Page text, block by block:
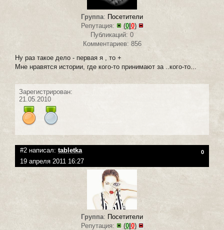
Группа: Посетители
Репутация:
(0| 0)
Публикаций: 0
Комментариев: 856
Ну раз такое дело - первая я , то +
Мне нравятся истории, где кого-то принимают за ..кого-то...
Зарегистрирован:
21.05.2010
#2 написал: tabletka 0
19 апреля 2011 16:27
Группа: Посетители
Репутация:
(0| 0)